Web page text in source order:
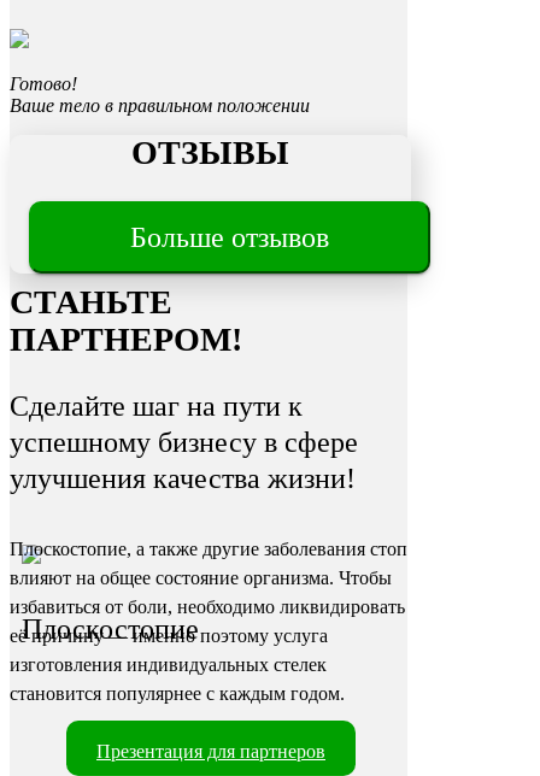
Трещины
на пятках
Плоскостопие
Готово!
Ваше тело в правильном положении
ОТЗЫВЫ
Больше отзывов
СТАНЬТЕ
ПАРТНЕРОМ!
Сделайте шаг на пути к
успешному бизнесу в сфере
улучшения качества жизни!
Плоскостопие, а также другие заболевания стоп
влияют на общее состояние организма. Чтобы
избавиться от боли, необходимо ликвидировать
её причину — именно поэтому услуга
изготовления индивидуальных стелек
становится популярнее с каждым годом.
Презентация для партнеров